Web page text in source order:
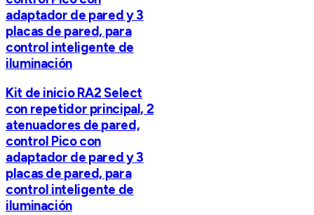
adaptador de pared y 3
placas de pared, para
control inteligente de
iluminación
Kit de inicio RA2 Select
con repetidor principal, 2
atenuadores de pared,
control Pico con
adaptador de pared y 3
placas de pared, para
control inteligente de
iluminación